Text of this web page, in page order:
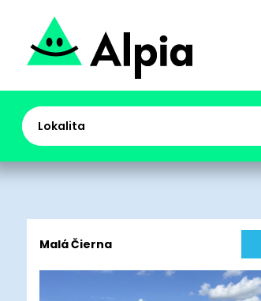
Lokalita
Malá Čierna